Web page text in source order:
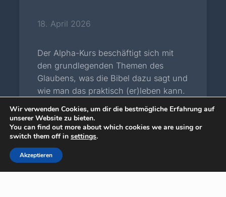
18. April 2026
Der Alpha-Kurs beschäftigt sich mit
den grundlegenden Themen des
Glaubens, was die Bibel dazu sagt und
wie man das praktisch (er)leben kann.
Anfang ihres Lebens mit Gott stehen
und mehr über Gott erfahren wollen,
wie man die Beziehung mit ihm leben
kann und[…]
Wir verwenden Cookies, um dir die bestmögliche Erfahrung auf
unserer Website zu bieten.
You can find out more about which cookies we are using or
switch them off in settings.
Akzeptieren